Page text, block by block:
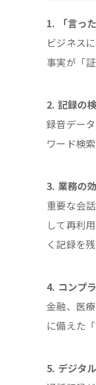
1. 「言っ
ビジネス
事実が「
2. 記録の
録音デー
ワード検
3. 業務の
重要な会
して再利
く記録を残
4. コンプ
金融、医
に備えた
5. デジタ